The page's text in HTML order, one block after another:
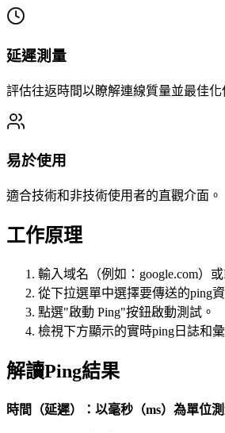
延遲測量
評估往返時間以瞭解連線質量並最佳化
易於使用
適合技術和非技術使用者的直觀介面。
工作原理
輸入域名（例如：google.com）
從下拉選單中選擇要傳送的ping
點選"啟動 Ping"按鈕啟動測試。
檢視下方顯示的實時ping日誌和
解讀Ping結果
時間（延遲）：以毫秒（ms）為單位